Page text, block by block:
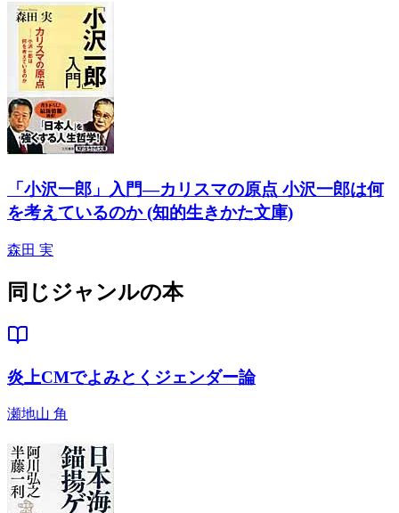
「小沢一郎」入門―カリスマの原点 小沢一郎は何
を考えているのか (知的生きかた文庫)
森田 実
同じジャンルの本
炎上CMでよみとくジェンダー論
瀬地山 角